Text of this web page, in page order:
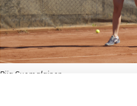
Piia Suomalainen
Suomalainen muistelee myös